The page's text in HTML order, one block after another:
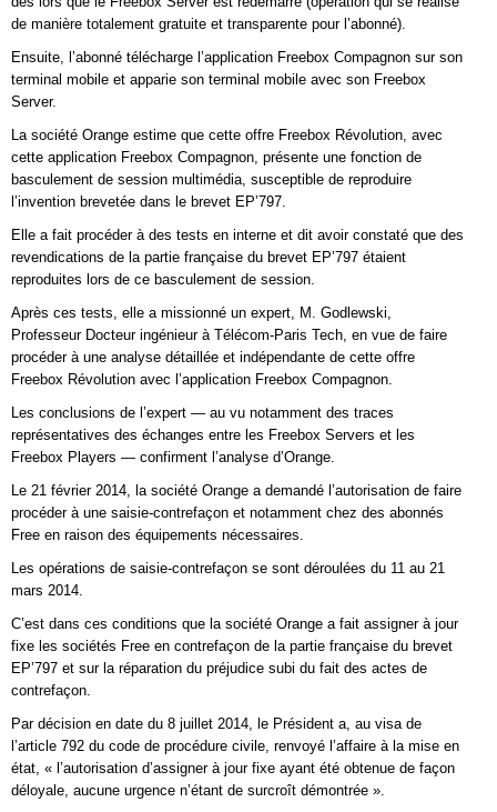
de manière totalement gratuite et transparente pour l’abonné).
Ensuite, l’abonné télécharge l’application Freebox Compagnon sur son
terminal mobile et apparie son terminal mobile avec son Freebox
Server.
La société Orange estime que cette offre Freebox Révolution, avec
cette application Freebox Compagnon, présente une fonction de
basculement de session multimédia, susceptible de reproduire
l’invention brevetée dans le brevet EP’797.
Elle a fait procéder à des tests en interne et dit avoir constaté que des
revendications de la partie française du brevet EP’797 étaient
reproduites lors de ce basculement de session.
Après ces tests, elle a missionné un expert, M. Godlewski,
Professeur Docteur ingénieur à Télécom-Paris Tech, en vue de faire
procéder à une analyse détaillée et indépendante de cette offre
Freebox Révolution avec l’application Freebox Compagnon.
Les conclusions de l’expert — au vu notamment des traces
représentatives des échanges entre les Freebox Servers et les
Freebox Players — confirment l’analyse d’Orange.
Le 21 février 2014, la société Orange a demandé l’autorisation de faire
procéder à une saisie-contrefaçon et notamment chez des abonnés
Free en raison des équipements nécessaires.
Les opérations de saisie-contrefaçon se sont déroulées du 11 au 21
mars 2014.
C’est dans ces conditions que la société Orange a fait assigner à jour
fixe les sociétés Free en contrefaçon de la partie française du brevet
EP’797 et sur la réparation du préjudice subi du fait des actes de
contrefaçon.
Par décision en date du 8 juillet 2014, le Président a, au visa de
l’article 792 du code de procédure civile, renvoyé l’affaire à la mise en
état, « l’autorisation d’assigner à jour fixe ayant été obtenue de façon
déloyale, aucune urgence n’étant de surcroît démontrée ».